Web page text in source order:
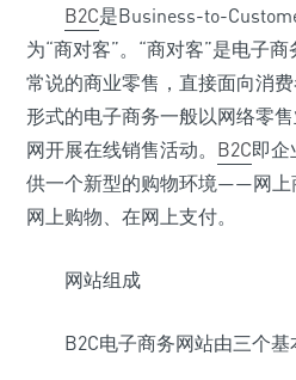
B2C是Business-to-
为“商对客”。“商对客”是电子
常说的商业零售，直接面向消
形式的电子商务一般以网络零
网开展在线销售活动。 B2C即企
供一个新型的购物环境——网上
网上购物、在网上支付。
网站组成
B2C电子商务网站由三个基